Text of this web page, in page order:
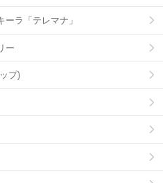
ーラ「テレマナ」
ー
プ)